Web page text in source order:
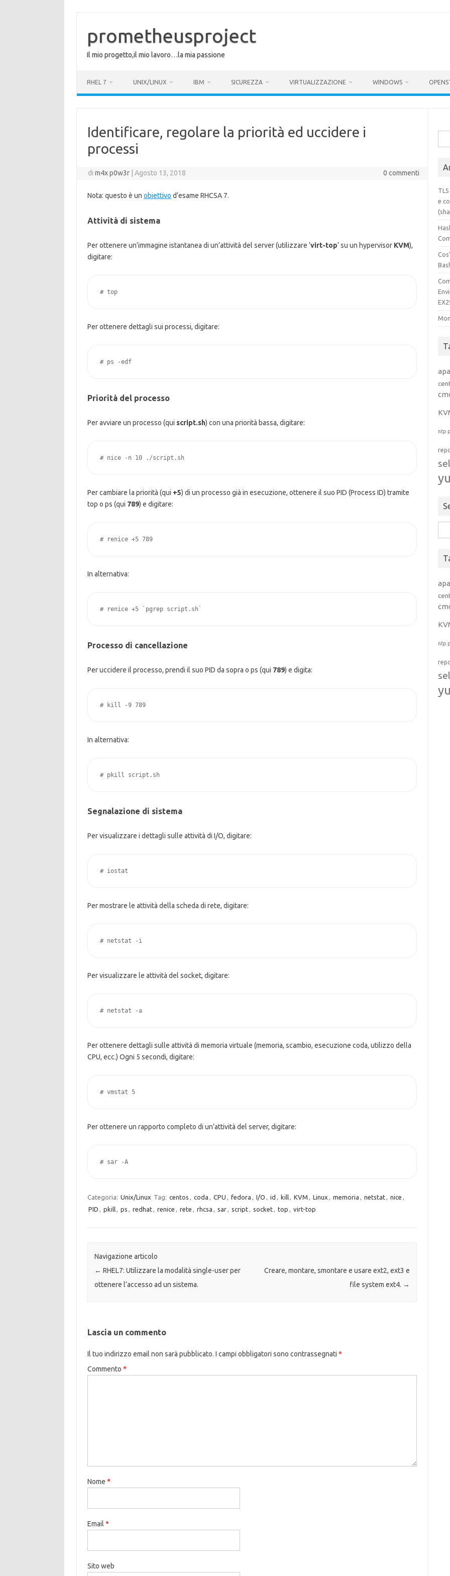
prometheusproject
Il mio progetto,il mio lavoro…la mia passione
RHEL 7 UNIX/LINUX IBM SICUREZZA VIRTUALIZZAZIONE WINDOWS
Identificare, regolare la priorità ed uccidere i
processi
dim4x p0w3r Agosto 13, 2018 0 commenti
Nota: questo è un obiettivo d’esame RHCSA 7.
Attività di sistema
Per ottenere un’immagine istantanea di un’attività del server (utilizzare ‘virt-top‘ su un hypervisor KVM),
digitare:
# top
Per ottenere dettagli sui processi, digitare:
# ps -edf
Priorità del processo
Per avviare un processo (qui script.sh) con una priorità bassa, digitare:
# nice -n 10 ./script.sh
Per cambiare la priorità (qui +5) di un processo già in esecuzione, ottenere il suo PID (Process ID) tramite
top o ps (qui 789) e digitare:
# renice +5 789
In alternativa:
# renice +5 `pgrep script.sh`
Processo di cancellazione
Per uccidere il processo, prendi il suo PID da sopra o ps (qui 789) e digita:
# kill -9 789
In alternativa:
# pkill script.sh
Segnalazione di sistema
Per visualizzare i dettagli sulle attività di I/O, digitare:
# iostat
Per mostrare le attività della scheda di rete, digitare:
# netstat -i
Per visualizzare le attività del socket, digitare:
# netstat -a
Per ottenere dettagli sulle attività di memoria virtuale (memoria, scambio, esecuzione coda, utilizzo della
CPU, ecc.) Ogni 5 secondi, digitare:
# vmstat 5
Per ottenere un rapporto completo di un’attività del server, digitare:
# sar -A
Categoria: Unix/Linux Tag: centos , coda , CPU , fedora , I/O , id , kill, KVM , Linux , memoria , netstat, nice ,
PID , pkill, ps , redhat, renice , rete , rhcsa , sar, script, socket, top , virt-top
Navigazione articolo
← RHEL7: Utilizzare la modalità single-user per
ottenere l’accesso ad un sistema.
Creare, montare, smontare e usare ext2, ext3 e
file system ext4. →
Lascia un commento
Il tuo indirizzo email non sarà pubblicato. I campi obbligatori sono contrassegnati *
Commento *
Nome *
Email *
Sito web
per:
e
ntp
per:
ntp